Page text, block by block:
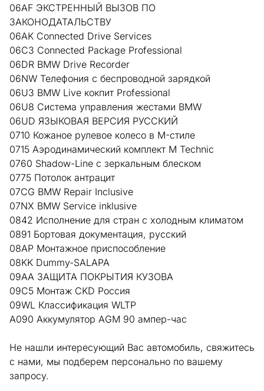
06AF ЭКСТРЕННЫЙ ВЫЗОВ ПО
ЗАКОНОДАТАЛЬСТВУ
06AK Connected Drive Services
06C3 Connected Package Professional
06DR BMW Drive Recorder
06NW Телефония с беспроводной зарядкой
06U3 BMW Live кокпит Professional
06U8 Система управления жестами BMW
06UD ЯЗЫКОВАЯ ВЕРСИЯ РУССКИЙ
0710 Кожаное рулевое колесо в M-стиле
0715 Аэродинамический комплект M Technic
0760 Shadow-Line с зеркальным блеском
0775 Потолок антрацит
07CG BMW Repair Inclusive
07NX BMW Service inklusive
0842 Исполнение для стран с холодным климатом
0891 Бортовая документация, русский
08AP Монтажное приспособление
08KK Dummy-SALAPA
09AA ЗАЩИТА ПОКРЫТИЯ КУЗОВА
09C5 Монтаж CKD Россия
09WL Классификация WLTP
A090 Аккумулятор AGM 90 ампер-час
Не нашли интересующий Вас автомобиль, свяжитесь
с нами, мы подберем персонально по вашему
запросу.